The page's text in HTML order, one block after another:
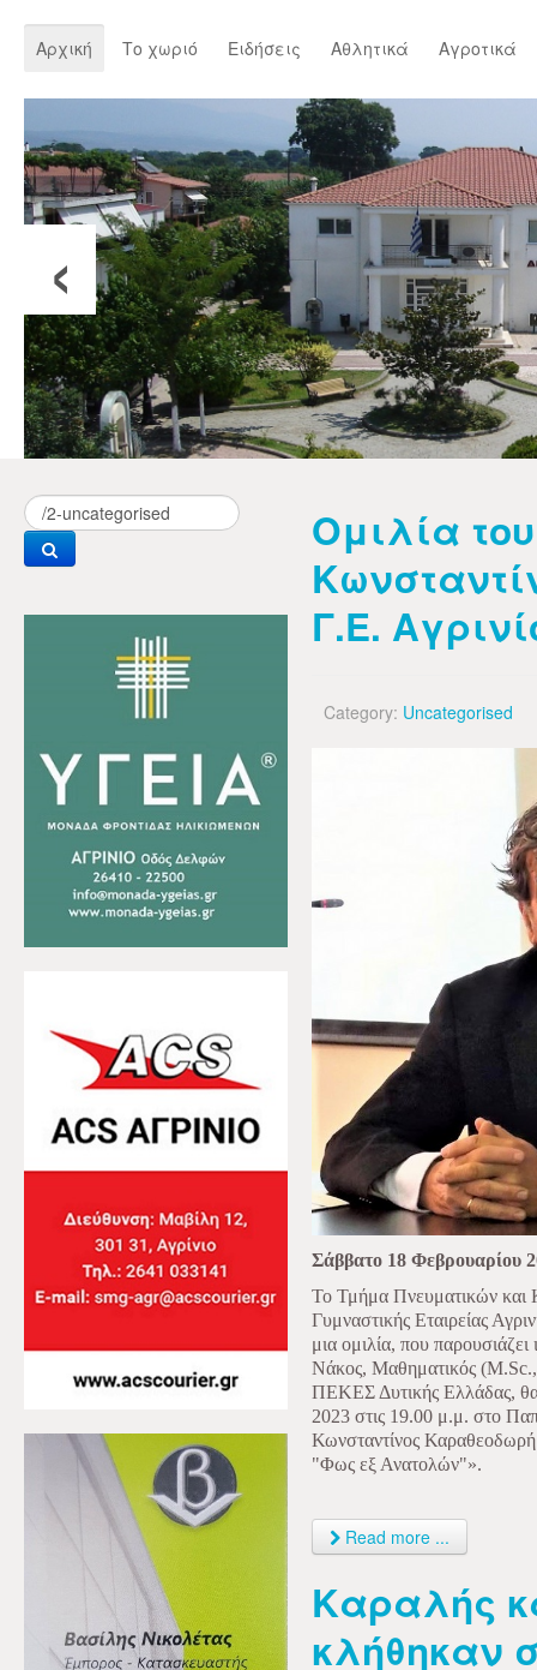
Αρχική Το χωριό Ειδήσεις Αθλητικά Αγροτικά
‹
Ομιλία
Γ.Ε.
Category: Uncategorised
Σάββατο 18 Φεβρουαρίου
Το Τμήμα Πνευματικών και
Γυμναστικής Εταιρείας
μια ομιλία, που
Νάκος, Μαθηματικός
ΠΕΚΕΣ Δυτικής Ελλάδας, θα
2023 στις 19.00 μ.μ. στο
Κωνσταντίνος Καραθεοδωρή
"Φως εξ Ανατολών"».
Read more ...
Καραλής
κλήθηκαν